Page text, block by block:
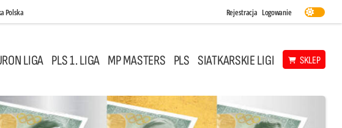
Polska Rejestracja Logowanie
LIGA PLS 1. LIGA MP MASTERS PLS SIATKARSKIE LIGI SKLEP